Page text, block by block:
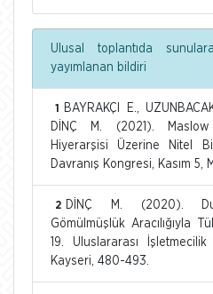
Ulusal toplantıda
yayımlanan bildiri
1
BAYRAKÇI E.,
DİNÇ M. (2021).
Hiyerarşisi Üzerine Nitel
Davranış Kongresi, Kasım 5,
2
DİNÇ M. (2020).
Gömülmüşlük Aracılığıyla
19. Uluslararası
Kayseri, 480-493.